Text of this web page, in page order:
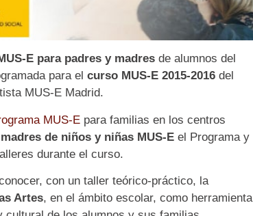
E para padres y madresde alumnos del
para el curso MUS-E 2015-2016del
MUS-E Madrid.
MUS-Epara familias en los centros
de niños y niñas MUS-Eel Programa y
durante el curso.
con un taller teórico-práctico, la
Artes, en el ámbito escolar, como herramienta